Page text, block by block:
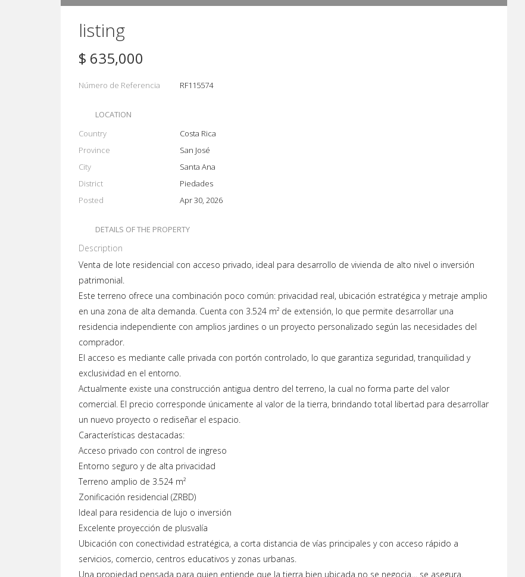
listing
$ 635,000
Número de Referencia RF115574
LOCATION
Country
Costa Rica
Province
San José
City
Santa Ana
District
Piedades
Posted
Apr 30, 2026
DETAILS OF THE PROPERTY
Description
Venta de lote residencial con acceso privado, ideal para desarrollo de vivienda de alto nivel o inversión
patrimonial.
Este terreno ofrece una combinación poco común: privacidad real, ubicación estratégica y metraje amplio
en una zona de alta demanda. Cuenta con 3.524 m² de extensión, lo que permite desarrollar una
residencia independiente con amplios jardines o un proyecto personalizado según las necesidades del
comprador.
El acceso es mediante calle privada con portón controlado, lo que garantiza seguridad, tranquilidad y
exclusividad en el entorno.
Actualmente existe una construcción antigua dentro del terreno, la cual no forma parte del valor
comercial. El precio corresponde únicamente al valor de la tierra, brindando total libertad para desarrollar
un nuevo proyecto o rediseñar el espacio.
Características destacadas:
Acceso privado con control de ingreso
Entorno seguro y de alta privacidad
Terreno amplio de 3.524 m²
Zonificación residencial (ZRBD)
Ideal para residencia de lujo o inversión
Excelente proyección de plusvalía
Ubicación con conectividad estratégica, a corta distancia de vías principales y con acceso rápido a
servicios, comercio, centros educativos y zonas urbanas.
Una propiedad pensada para quien entiende que la tierra bien ubicada no se negocia… se asegura.